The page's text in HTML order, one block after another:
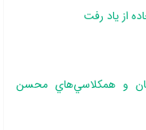
از ياد رفت
و همكلاسي‌هاي محسن